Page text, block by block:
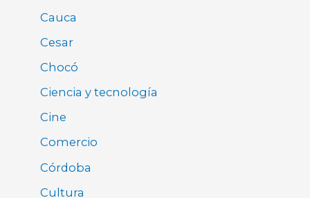
Cauca
Cesar
Chocó
Ciencia y tecnología
Cine
Comercio
Córdoba
Cultura